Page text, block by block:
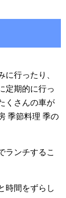
行ったり、
定期的に行っ
くさんの車が
季節料理 季の
ランチするこ
時間をずらし